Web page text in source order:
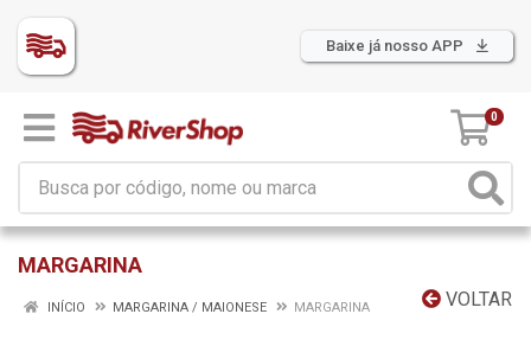
Baixe já nosso APP
0
MARGARINA
VOLTAR
INÍCIO MARGARINA / MAIONESE MARGARINA